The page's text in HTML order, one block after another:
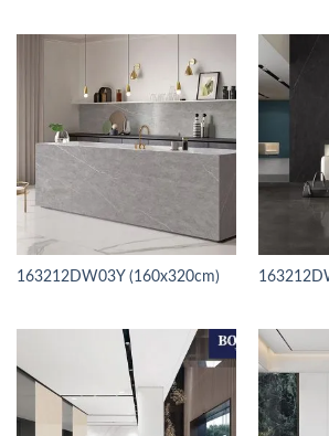
163212DW03Y (160x320cm)